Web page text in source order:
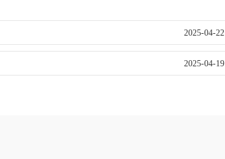
2025-04-22
2025-04-19